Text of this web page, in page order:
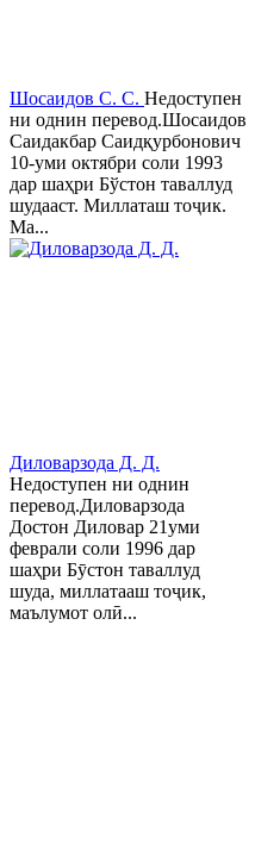
Шосаидов С. С. Недоступен
ни однин перевод.Шосаидов
Саидакбар Саидқурбонович
10-уми октябри соли 1993
дар шаҳри Бўстон таваллуд
шудааст. Миллаташ тоҷик.
Ма...
Диловарзода Д. Д.
Недоступен ни однин
перевод.Диловарзода
Достон Диловар 21уми
феврали соли 1996 дар
шаҳри Бӯстон таваллуд
шуда, миллатааш тоҷик,
маълумот олӣ...